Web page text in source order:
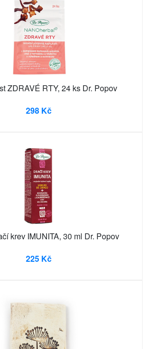
ZDRAVÉ RTY, 24 ks Dr. Popov
298 Kč
krev IMUNITA, 30 ml Dr. Popov
225 Kč